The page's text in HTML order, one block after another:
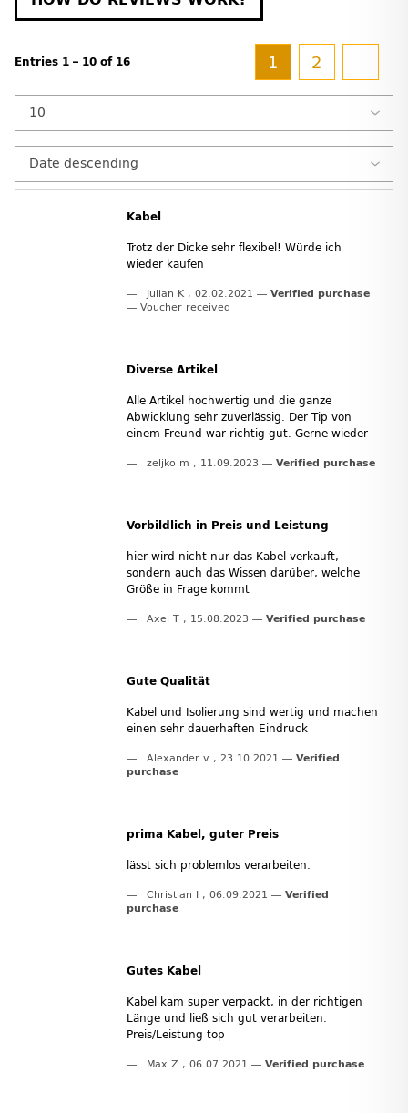
Entries 1 – 10 of 16 1 2
Kabel
Trotz der Dicke sehr flexibel! Würde ich
wieder kaufen
Julian K , 02.02.2021
Verified purchase
Voucher received
Diverse Artikel
Alle Artikel hochwertig und die ganze
Abwicklung sehr zuverlässig. Der Tip von
einem Freund war richtig gut. Gerne wieder
zeljko m , 11.09.2023 Verified purchase
Vorbildlich in Preis und Leistung
hier wird nicht nur das Kabel verkauft,
sondern auch das Wissen darüber, welche
Größe in Frage kommt
Axel T , 15.08.2023 Verified purchase
Gute Qualität
Kabel und Isolierung sind wertig und machen
einen sehr dauerhaften Eindruck
Alexander v , 23.10.2021
Verified
purchase
prima Kabel, guter Preis
lässt sich problemlos verarbeiten.
Christian I , 06.09.2021
Verified
purchase
Gutes Kabel
Kabel kam super verpackt, in der richtigen
Länge und ließ sich gut verarbeiten.
Preis/Leistung top
Max Z , 06.07.2021 Verified purchase